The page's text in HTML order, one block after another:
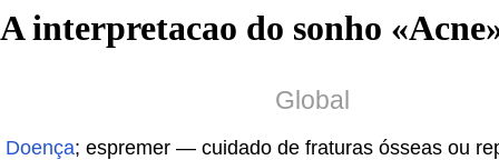
A interpretacao do sonho «Acne
Global
Doença; espremer — cuidado de fraturas ósseas ou